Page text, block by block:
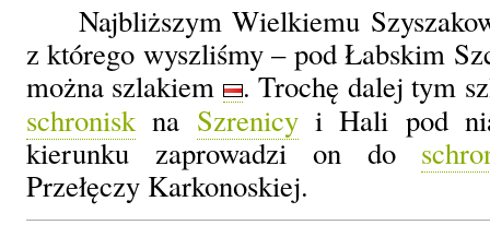
Najbliższym Wielkiemu
z którego wyszliśmy – pod Łabskim
można szlakiem
. Trochę dalej tym
schroniskna Szrenicyi Hali pod
kierunku zaprowadzi on do
Przełęczy Karkonoskiej.